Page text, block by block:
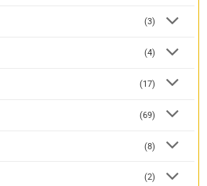
(3)
(4)
(17)
(69)
(8)
(2)